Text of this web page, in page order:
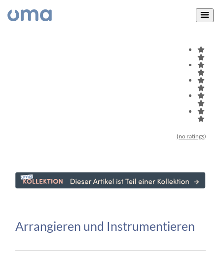
(no ratings)
Arrangieren und Instrumentieren